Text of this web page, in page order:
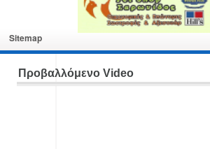
Sitemap
Προβαλλόμενο Video